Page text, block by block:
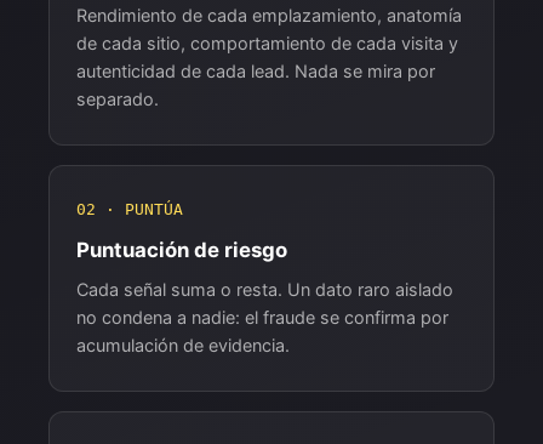
Rendimiento de cada emplazamiento, anatomía
de cada sitio, comportamiento de cada visita y
autenticidad de cada lead. Nada se mira por
separado.
02 · PUNTÚA
Puntuación de riesgo
Cada señal suma o resta. Un dato raro aislado
no condena a nadie: el fraude se confirma por
acumulación de evidencia.